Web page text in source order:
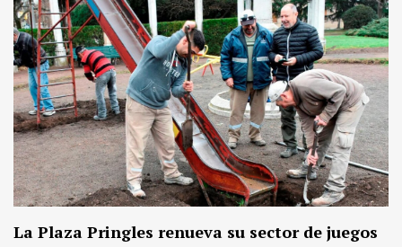
La Plaza Pringles renueva su sector de juegos